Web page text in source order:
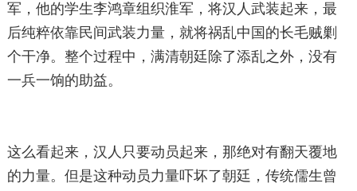
军，他的学生李鸿章组织淮军，将汉人武装起来，最
后纯粹依靠民间武装力量，就将祸乱中国的长毛贼剿
个干净。整个过程中，满清朝廷除了添乱之外，没有
一兵一饷的助益。
这么看起来，汉人只要动员起来，那绝对有翻天覆地
的力量。但是这种动员力量吓坏了朝廷，传统儒生曾